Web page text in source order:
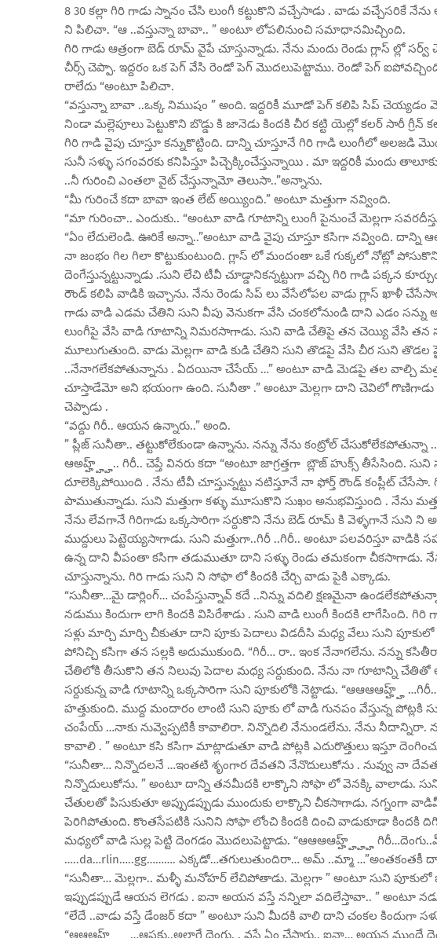
8 30 కల్లా గిరి గాడు స్నానం చేసి లుంగీ కట్టుకొని వచ్చేసాడు . వాడు వచ్చేసరికే
ని పిలిచా. “ఆ ..వస్తున్నా బావా.. ” అంటూ లోపలినుంచి సమాధానమిచ్చింది.
గిరి గాడు ఆత్రంగా బెడ్ రూమ్ వైపే చూస్తున్నాడు. నేను మందు రెండు గ్లాస్ ల్లో
చీర్స్ చెప్పా. ఇద్దరం ఒక పెగ్ వేసి రెండో పెగ్ మొదలుపెట్టాము. రెండో పెగ్
రాలేదు “అంటూ పిలిచా.
“వస్తున్నా బావా ..ఒక్క నిముషం ” అంది. ఇద్దరికీ మూడో పెగ్ కలిపి సిప్
నిండా మల్లెపూలు పెట్టుకొని బొడ్డు కి జానెడు కిందకి చీర కట్టి యెల్లో కలర్ సారీ
గిరి గాడి వైపు చూస్తూ కన్నుకొట్టింది. దాన్ని చూస్తూనే గిరి గాడి లుంగీలో
సునీ సళ్ళు సగంవరకు కనిపిస్తూ పిచ్చెక్కించేస్తున్నాయి . మా ఇద్దరికీ మందు
..నీ గురించి ఎంతలా వైట్ చేస్తున్నామో తెలుసా..”అన్నాను.
“మీ గురించే కదా బావా ఇంత లేట్ అయ్యింది.” అంటూ మత్తుగా నవ్వింది.
“మా గురించా.. ఎందుకు.. “అంటూ వాడి గూటాన్ని లుంగీ పైనుంచే మెల్లగా
“ఏం లేదులెండి. ఊరికే అన్నా..”అంటూ వాడి వైపు చూస్తూ కసిగా నవ్వింది. దాన్ని
నా జంభం గిల గిలా కొట్టుకుంటుంది. గ్లాస్ లో మందంతా ఒకే గుక్కలో నోట్లో
దెంగేస్తున్నట్టున్నాడు .సుని లేచి టీవీ చూడ్డానికన్నట్టుగా వచ్చి గిరి గాడి పక్కన
రౌండ్ కలిపి వాడికి ఇచ్చాను. నేను రెండు సిప్ లు వేసేలోపల వాడు గ్లాస్ ఖాళీ
గాడు వాడి ఎడమ చేతిని సుని వీపు వెనుకగా వేసి చంకలోనుండి దాని ఎడం సన్ను
లుంగీపై వేసి వాడి గూటాన్ని నిమరసాగాడు. సుని వాడి చేతిపై తన చెయ్యి వేసి తన
మూలుగుతుంది. వాడు మెల్లగా వాడి కుడి చేతిని సుని తొడపై వేసి చీర సుని తొడల
..నేనాగలేకపోతున్నాను . ఏదయినా చేసేయ్ …” అంటూ వాడి మెడపై తల వాల్చి
చూస్తాడేమో అని భయంగా ఉంది. సునీతా .” అంటూ మెల్లగా దాని చెవిలో గొణిగాడు
చెప్పాడు .
“వద్దు గిరీ.. ఆయన ఉన్నారు..” అంది.
” ప్లీజ్ సునీతా.. తట్టుకోలేకుండా ఉన్నాను. నన్ను నేను కంట్రోల్
ఆఅహ్హ్హ్హ్.. గిరీ.. చెప్తే వినరు కదా “అంటూ జాగ్రత్తగా బ్లౌజ్ హుక్స్ తీసేసింది.
దూలెక్కిపోయింది . నేను టీవీ చూస్తున్నట్టు నటిస్తూనే నా ఫోర్త్ రౌండ్ కంప్లీట్
పాముతున్నాడు. సుని మత్తుగా కళ్ళు మూసుకొని సుఖం అనుభవిస్తుంది .
నేను లేవగానే గిరిగాడు ఒక్కసారిగా సర్దుకొని నేను బెడ్ రూమ్ కి వెళ్ళగానే
ముద్దులు పెట్టెయ్యసాగాడు. సుని మత్తుగా..గిరీ ..గిరీ.. అంటూ పలవరిస్తూ వాడికి
ఉన్న దాని వీపంతా కసిగా తడుముతూ దాని సళ్ళు రెండు తమకంగా చీకసాగాడు.
చూస్తున్నాను. గిరి గాడు సుని ని సోఫా లో కిందకి చేర్చి వాడు పైకి ఎక్కాడు.
“సునీతా…మై డార్లింగ్… చంపేస్తున్నావ్ కదే ..నిన్ను వదిలి క్షణమైనా
నడుము కిందుగా లాగి కిందకి విసిరేశాడు . సుని వాడి లుంగీ కిందకి లాగేసింది.
సళ్లు మార్చి మార్చి చీకుతూ దాని పూకు పెదాలు విడదీసి మధ్య వేలు సుని
పోనిచ్చి కసిగా తన సల్లకి అదుముకుంది. “గిరీ… రా.. ఇంక నేనాగలేను. నన్ను
చేతిలోకి తీసుకొని తన నిలువు పెదాల మధ్య సర్దుకుంది. నేను నా గూటాన్ని చేతితో
సర్దుకున్న వాడి గూటాన్ని ఒక్కసారిగా సుని పూకులోకి నెట్టాడు. “ఆఆఆఆహ్హ్హ్
హత్తుకుంది. ముద్ద మందారం లాంటి సుని పూకు లో వాడి గునపం వేస్తున్న
చంపేయ్ …నాకు నువ్వెప్పటికీ కావాలిరా. నిన్నొదిలి నేనుండలేను. నేను నీదాన్నిరా.
కావాలి . ” అంటూ కసి కసిగా మాట్లాడుతూ వాడి పోట్లకి ఎదురొత్తులు ఇస్తూ
“సునీతా… నిన్నొదలనే …ఇంతటి శృంగార దేవతని నేనొదులుకోను . నువ్వు నా
నిన్నొదులుకోను. ” అంటూ దాన్ని తనమీదకి లాక్కొని సోఫా లో వెనక్కి వాలాడు. సుని
చేతులతో పిసుకుతూ అప్పుడప్పుడు ముందుకు లాక్కొని చీకసాగాడు. నగ్నంగా
పెరిగిపోతుంది. కొంతసేపటికి సునిని సోఫా లోంచి కిందకి దించి వాడుకూడా కిందకి
మధ్యలో వాడి సుల్ల పెట్టి దెంగడం మొదలుపెట్టాడు. “ఆఆఆఆహ్హ్హ్హ్హ్
…..da…rlin…..gg………. ఎక్కడో…తగులుతుందిరా… అమ్ ..మ్మా …”అంతకంతకీ
“సునీతా… మెల్లగా.. మళ్ళీ మనోహర్ లేచిపోతాడు. మెల్లగా ” అంటూ సుని పూకులో
ఇప్పుడప్పుడే ఆయన లెగడు . ఐనా అయన వస్తే నన్నిలా వదిలేస్తావా.. ” అంటూ
“లేదే ..వాడు వస్తే డేంజర్ కదా ” అంటూ సుని మీదకి వాలి దాని చంకల కిందుగా
“ఆఆఆహ్హ్హ్హ్ …ఆపకు..అలాగే దెంగు. . వస్తే ఏం చేస్తారు.. ఐనా… అయన